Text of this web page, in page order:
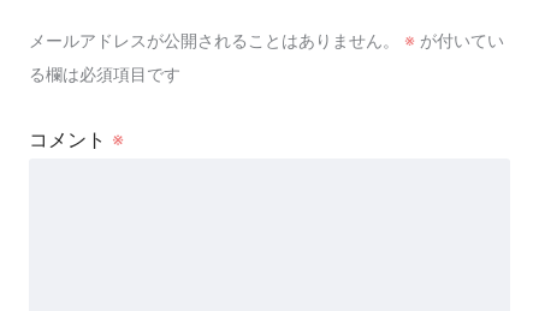
メールアドレスが公開されることはありません。 ※ が付いてい
る欄は必須項目です
コメント ※